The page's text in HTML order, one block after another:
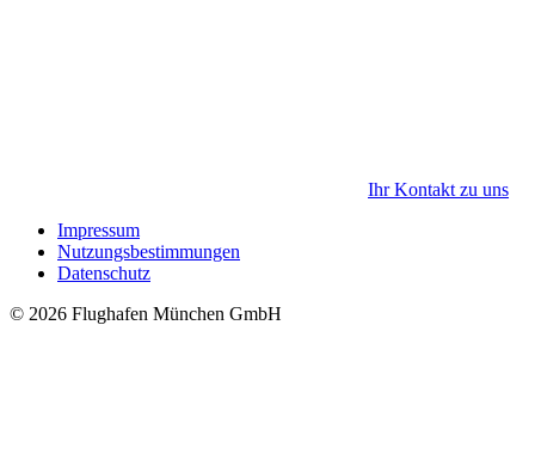
Ihr Kontakt zu uns
Impressum
Nutzungsbestimmungen
Datenschutz
© 2026 Flughafen München GmbH